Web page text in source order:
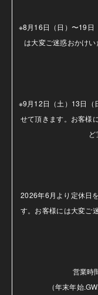
※8月16日（日）〜19日
は大変ご迷惑おかけ
※9月12日（土）13日（
せて頂きます。お客様
2026年6月より定休日
す。お客様には大変ご
営業時
（年末年始